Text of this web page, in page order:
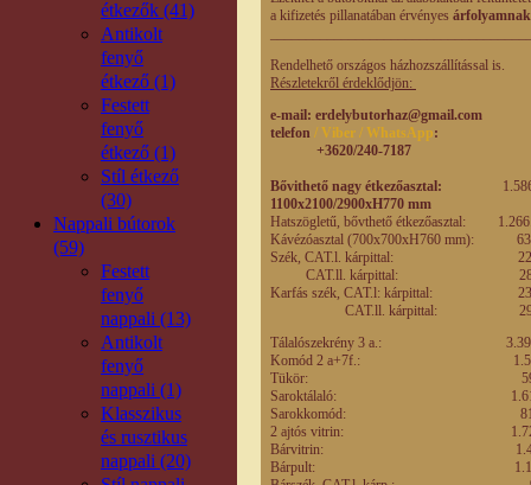
étkezők (41)
Antikolt
fenyő
étkező (1)
Festett
fenyő
étkező (1)
Stíl étkező
(30)
Nappali bútorok
(59)
Festett
fenyő
nappali (13)
Antikolt
fenyő
nappali (1)
Klasszikus
és rusztikus
nappali (20)
a kifizetés pillanatában érvényes
Rendelhető országos házhozszállítással is.
Részletekről érdeklődjön:
e-mail: erdelybutorhaz@gmail.com
telefon / Viber / WhatsApp:
+3620/240-7187
Bővithető nagy étkezőasztal:
1100x2100/2900xH770 mm
Hatszögletű, bővthető
Kávézóasztal (700x700xH760
Szék, CAT.l.
CAT.ll. kárpittal:
Karfás szék, CAT.l:
CAT.ll. kárpittal:
Tálalószekrény 3 a.:
Komód 2 a+7f.:
Tükör:
Saroktálaló:
Sarokkomód:
2 ajtós vitrin:
Bárvitrin:
Bárpult: